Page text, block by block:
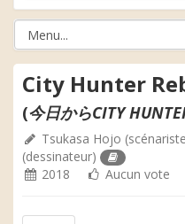
City Hunter
(今日からCITY
Tsukasa Hojo
(dessinateur)
2018
Aucun vote